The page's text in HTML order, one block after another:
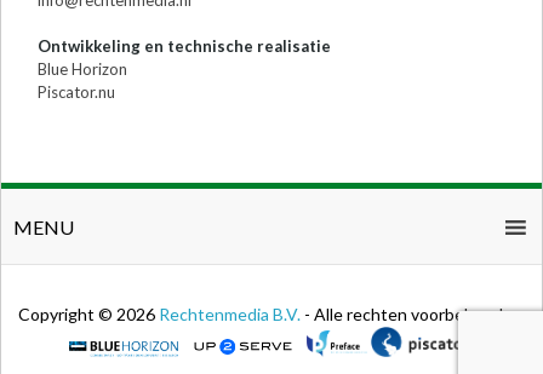
Ontwikkeling en technische realisatie
Blue Horizon
Piscator.nu
MENU
Copyright © 2026 Rechtenmedia B.V. - Alle rechten voorbehouden.